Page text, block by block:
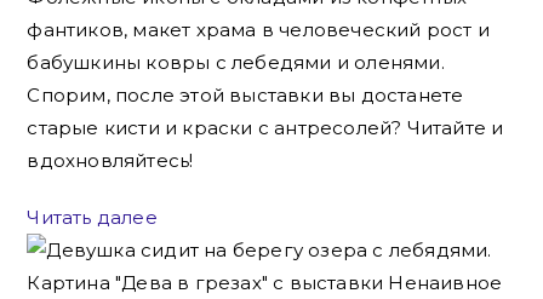
фантиков, макет храма в человеческий рост и
бабушкины ковры с лебедями и оленями.
Спорим, после этой выставки вы достанете
старые кисти и краски с антресолей? Читайте и
вдохновляйтесь!
Читать далее